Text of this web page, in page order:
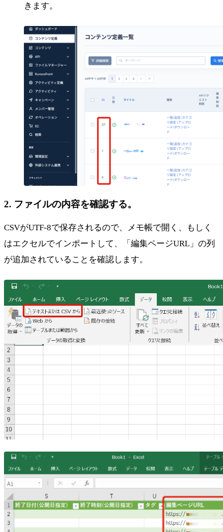
きます。
2. ファイルの内容を確認する。
CSVがUTF-8で保存されるので、メモ帳で開く、もしく
はエクセルでインポートして、「編集ページURL」の列
が追加されていることを確認します。